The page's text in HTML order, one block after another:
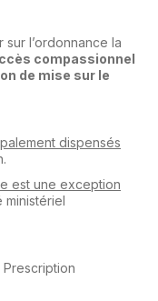
l’ordonnance la
compassionnel
de mise sur le
dispensés
est une exception
ministériel